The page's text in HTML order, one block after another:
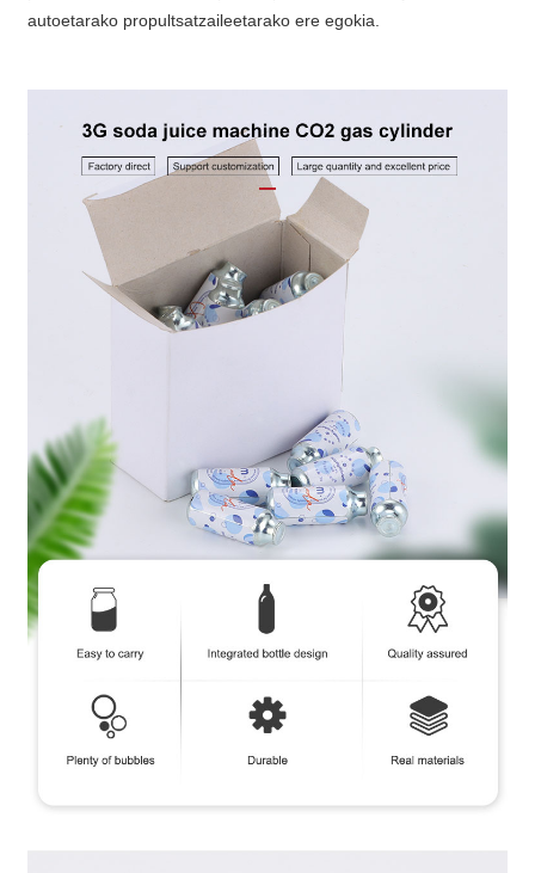
autoetarako propultsatzaileetarako ere egokia.